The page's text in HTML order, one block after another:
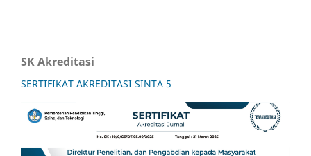
SK Akreditasi
SERTIFIKAT AKREDITASI SINTA 5